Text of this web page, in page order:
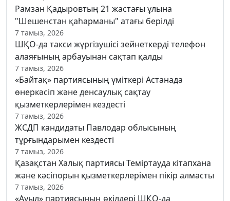
Рамзан Қадыровтың 21 жастағы ұлына
"Шешенстан қаһарманы" атағы берілді
7 тамыз, 2026
ШҚО-да такси жүргізушісі зейнеткерді телефон
алаяғының арбауынан сақтап қалды
7 тамыз, 2026
«Байтақ» партиясының үміткері Астанада
өнеркәсіп және денсаулық сақтау
қызметкерлерімен кездесті
7 тамыз, 2026
ЖСДП кандидаты Павлодар облысының
тұрғындарымен кездесті
7 тамыз, 2026
Қазақстан Халық партиясы Теміртауда кітапхана
және кәсіпорын қызметкерлерімен пікір алмасты
7 тамыз, 2026
«Ауыл» партиясының өкілдері ШҚО-да